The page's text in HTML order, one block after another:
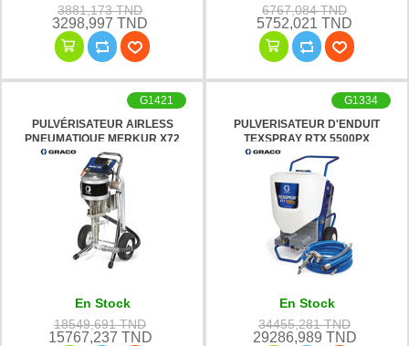
3881,173 TND
3298,997 TND
6767,084 TND
5752,021 TND
PULVÉRISATEUR AIRLESS
PNEUMATIQUE MERKUR X72
GRACO
G1421
En Stock
18549,691 TND
15767,237 TND
PULVERISATEUR D'ENDUIT
TEXSPRAY RTX 5500PX
GRACO
G1334
En Stock
34455,281 TND
29286,989 TND